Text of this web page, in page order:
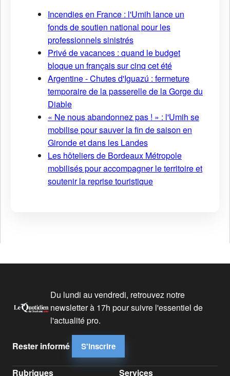
Incendies en France : l'Umih lance un
fonds de soutien national pour les
professionnels sinistrés
Privé de vacances : quand le budget
bloque un français sur cinq cet été
Argentine - Chutes d'Iguazú : fermeture
temporaire de la passerelle de la Gorge du
Diable
« Ne nous abandonnez pas ! » : l'Umih se
mobilise pour sauver la fin de saison en
Gironde et dans les Landes
Les hôteliers de Bordeaux Métropole
mobilisés pour accompagner le territoire et
soutenir la reprise touristique
Du lundi au vendredi, retrouvez notre
newsletter à 17h pour suivre l'essentiel de
l'actualité pro.
Rester informé S'inscrire
Rubriques Services